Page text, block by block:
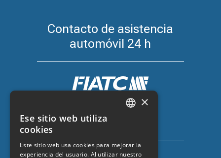
Contacto de asistencia
automóvil 24 h
+34 918 66 98 06
ENGLISH
×
Ese sitio web utiliza
cookies
Este sitio web usa cookies para mejorar la
experiencia del usuario. Al utilizar nuestro